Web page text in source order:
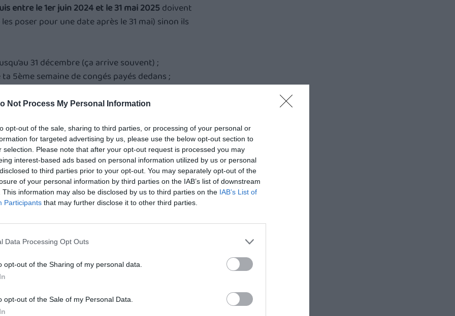
Not Process My Personal Information
opt-out of the sale, sharing to third parties, or processing of your personal or
for targeted advertising by us, please use the below opt-out section to
selection. Please note that after your opt-out request is processed you may
interest-based ads based on personal information utilized by us or personal
to third parties prior to your opt-out. You may separately opt-out of the
of your personal information by third parties on the IAB’s list of downstream
This information may also be disclosed by us to third parties on the IAB’s List of
Participants that may further disclose it to other third parties.
Data Processing Opt Outs
opt-out of the Sharing of my personal data.
opt-out of the Sale of my Personal Data.
entre le 1er juin 2024 et le 31 mai 2025 doivent
poser pour une date après le 31 mai) sinon ils
31 décembre (ça arrive souvent) ;
5ème semaine de congés payés dedans ;
n’aies pas pu poser tes congés payés, alors il
d’un accident de travail, d’une maladie
ou d’adoption, dans ce cas tu es autorisé à
jours de CP non pris à des assos
tes RH dès le début de ton stage ou de ton
de l’entreprise (il arrive que des entreprises
politique pour les congés des stagiaires / CDD ou
dans ton contrat de travail).
le plus tôt possible 💌
personnes ont des prio
des enfants, ou parfois les personnes ayant
le monde, tu maximises tes chances qu’ils